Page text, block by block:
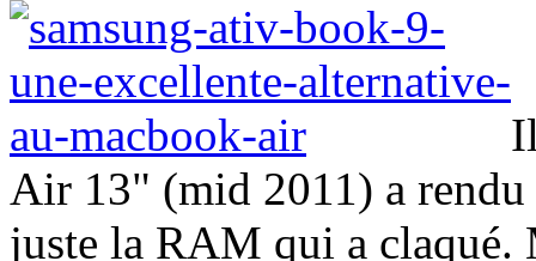
Air 13" (mid 2011) a rendu
juste la RAM qui a